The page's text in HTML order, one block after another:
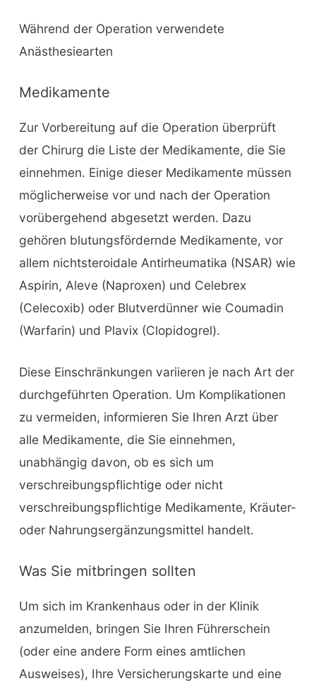
Während der Operation verwendete
Anästhesiearten
Medikamente
Zur Vorbereitung auf die Operation überprüft
der Chirurg die Liste der Medikamente, die Sie
einnehmen. Einige dieser Medikamente müssen
möglicherweise vor und nach der Operation
vorübergehend abgesetzt werden. Dazu
gehören blutungsfördernde Medikamente, vor
allem nichtsteroidale Antirheumatika (NSAR) wie
Aspirin, Aleve (Naproxen) und Celebrex
(Celecoxib) oder Blutverdünner wie Coumadin
(Warfarin) und Plavix (Clopidogrel).
Diese Einschränkungen variieren je nach Art der
durchgeführten Operation. Um Komplikationen
zu vermeiden, informieren Sie Ihren Arzt über
alle Medikamente, die Sie einnehmen,
unabhängig davon, ob es sich um
verschreibungspflichtige oder nicht
verschreibungspflichtige Medikamente, Kräuter-
oder Nahrungsergänzungsmittel handelt.
Was Sie mitbringen sollten
Um sich im Krankenhaus oder in der Klinik
anzumelden, bringen Sie Ihren Führerschein
(oder eine andere Form eines amtlichen
Ausweises), Ihre Versicherungskarte und eine